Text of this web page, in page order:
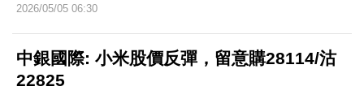
2026/05/05 06:30
中銀國際: 小米股價反彈，留意購28114/沽
22825